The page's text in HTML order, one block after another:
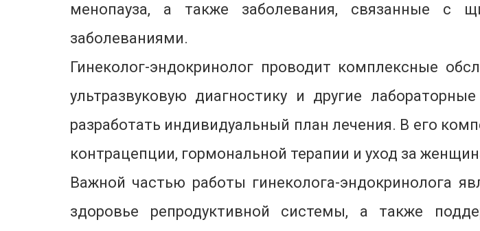
менопауза, а также заболевания, связанные с
заболеваниями.
Гинеколог-эндокринолог проводит комплексные
ультразвуковую диагностику и другие
разработать индивидуальный план лечения. В его
контрацепции, гормональной терапии и уход за
Важной частью работы гинеколога-эндокринолога
здоровье репродуктивной системы, а также